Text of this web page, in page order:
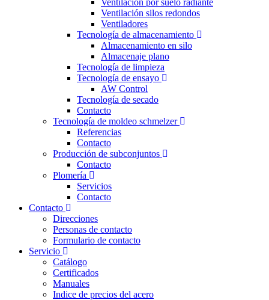
Ventilación por suelo radiante
Ventilación silos redondos
Ventiladores
Tecnología de almacenamiento
Almacenamiento en silo
Almacenaje plano
Tecnología de limpieza
Tecnología de ensayo
AW Control
Tecnología de secado
Contacto
Tecnología de moldeo schmelzer
Referencias
Contacto
Producción de subconjuntos
Contacto
Plomería
Servicios
Contacto
Contacto
Direcciones
Personas de contacto
Formulario de contacto
Servicio
Catálogo
Certificados
Manuales
Indice de precios del acero